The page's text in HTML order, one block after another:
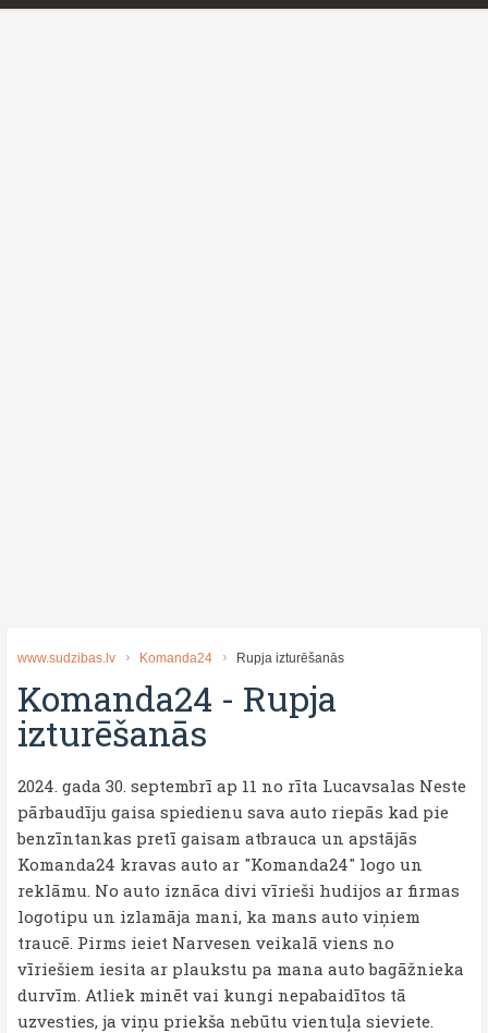
www.sudzibas.lv Komanda24 Rupja izturēšanās
Komanda24 - Rupja
izturēšanās
2024. gada 30. septembrī ap 11 no rīta Lucavsalas Neste
pārbaudīju gaisa spiedienu sava auto riepās kad pie
benzīntankas pretī gaisam atbrauca un apstājās
Komanda24 kravas auto ar "Komanda24" logo un
reklāmu. No auto iznāca divi vīrieši hudijos ar firmas
logotipu un izlamāja mani, ka mans auto viņiem
traucē. Pirms ieiet Narvesen veikalā viens no
vīriešiem iesita ar plaukstu pa mana auto bagāžnieka
durvīm. Atliek minēt vai kungi nepabaidītos tā
uzvesties, ja viņu priekša nebūtu vientuļa sieviete.